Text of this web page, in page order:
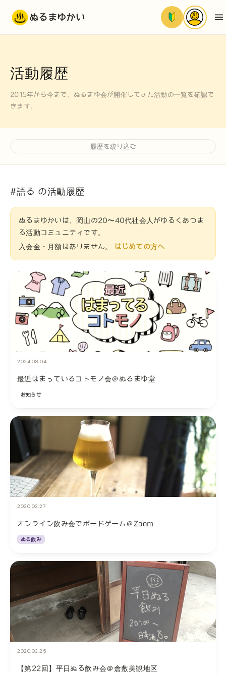
ぬるまゆかい
活動履歴
2015年から今まで、ぬるまゆ会が開催してきた活動の一覧を確認で
きます。
履歴を絞り込む
#語る の活動履歴
ぬるまゆかいは、岡山の20〜40代社会人がゆるくあつま
る活動コミュニティです。
入会金・月額はありません。 はじめての方へ
2024.08.04
最近はまっているコトモノ会＠ぬるまゆ堂
お知らせ
2020.03.27
オンライン飲み会でボードゲーム＠Zoom
ぬる飲み
2020.03.25
【第22回】平日ぬる飲み会＠倉敷美観地区